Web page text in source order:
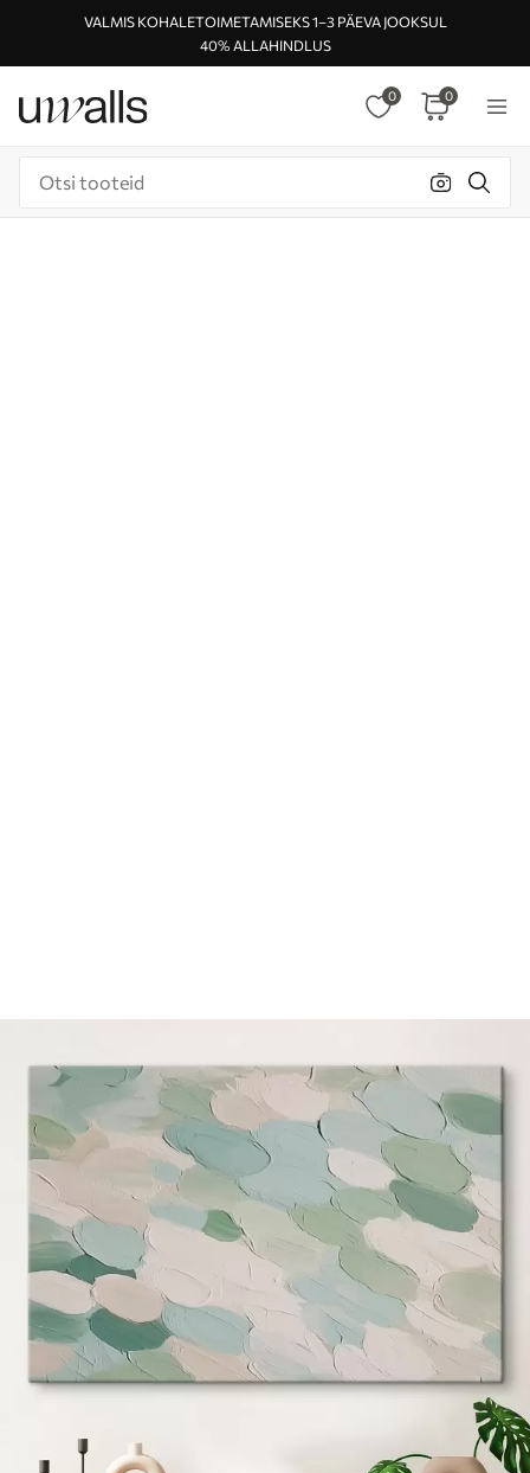
VALMIS KOHALETOIMETAMISEKS 1–3 PÄEVA JOOKSUL
40% ALLAHINDLUS
0 0